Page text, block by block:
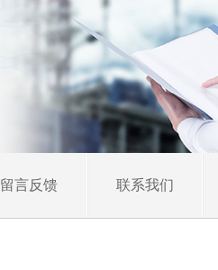
留言反馈 联系我们